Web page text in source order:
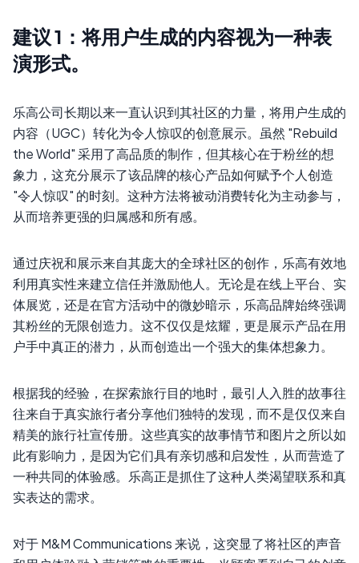
建议 1：将用户生成的内容视为一种表
演形式。
乐高公司长期以来一直认识到其社区的力量，将用户生成的
内容（UGC）转化为令人惊叹的创意展示。虽然 "Rebuild
the World" 采用了高品质的制作，但其核心在于粉丝的想
象力，这充分展示了该品牌的核心产品如何赋予个人创造
"令人惊叹" 的时刻。这种方法将被动消费转化为主动参与，
从而培养更强的归属感和所有感。
通过庆祝和展示来自其庞大的全球社区的创作，乐高有效地
利用真实性来建立信任并激励他人。无论是在线上平台、实
体展览，还是在官方活动中的微妙暗示，乐高品牌始终强调
其粉丝的无限创造力。这不仅仅是炫耀，更是展示产品在用
户手中真正的潜力，从而创造出一个强大的集体想象力。
根据我的经验，在探索旅行目的地时，最引人入胜的故事往
往来自于真实旅行者分享他们独特的发现，而不是仅仅来自
精美的旅行社宣传册。这些真实的故事情节和图片之所以如
此有影响力，是因为它们具有亲切感和启发性，从而营造了
一种共同的体验感。乐高正是抓住了这种人类渴望联系和真
实表达的需求。
对于 M&M Communications 来说，这突显了将社区的声音